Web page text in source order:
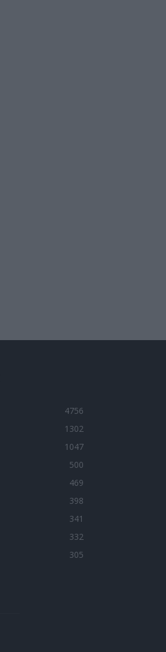
4756
1302
1047
500
469
398
341
332
305